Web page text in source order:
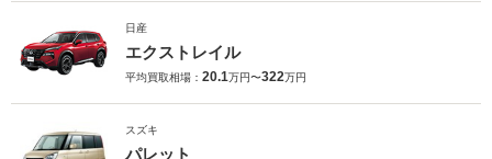
日産
エクストレイル
平均買取相場： 20.1万円〜322万円
スズキ
パレット